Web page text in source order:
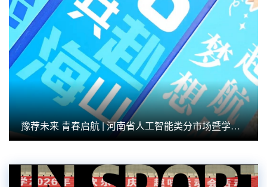
豫荐未来 青春启航 | 河南省人工智能类分市场暨学校
2026届毕...